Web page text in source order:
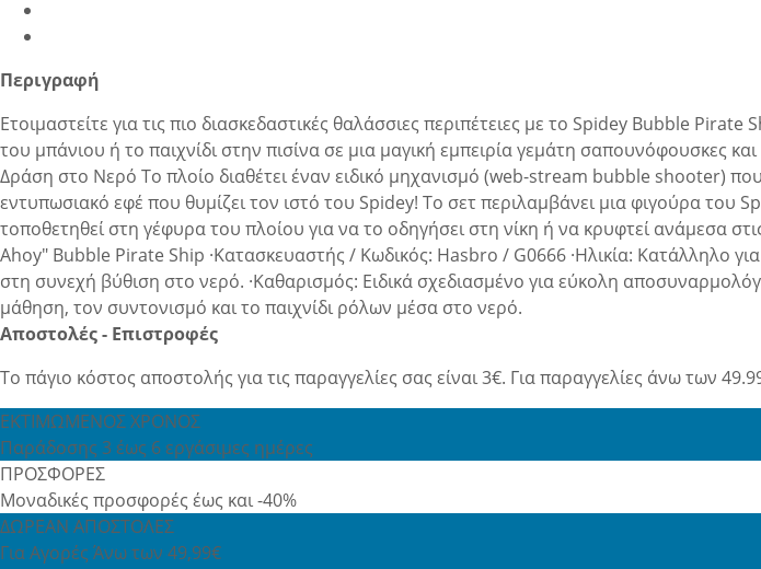
Περιγραφή
Ετοιμαστείτε για τις πιο διασκεδαστικές θαλάσσιες περιπέτειες με το Spidey Bubble
του μπάνιου ή το παιχνίδι στην πισίνα σε μια μαγική εμπειρία γεμάτη σαπουνόφουσκες
Δράση στο Νερό Το πλοίο διαθέτει έναν ειδικό μηχανισμό (web-stream bubble shooter)
εντυπωσιακό εφέ που θυμίζει τον ιστό του Spidey! Το σετ περιλαμβάνει μια φιγούρα του
τοποθετηθεί στη γέφυρα του πλοίου για να το οδηγήσει στη νίκη ή να κρυφτεί ανάμεσα
Ahoy" Bubble Pirate Ship ·Κατασκευαστής / Κωδικός: Hasbro / G0666 ·Ηλικία: Κατάλληλο
στη συνεχή βύθιση στο νερό. ·Καθαρισμός: Ειδικά σχεδιασμένο για εύκολη
μάθηση, τον συντονισμό και το παιχνίδι ρόλων μέσα στο νερό.
Αποστολές - Επιστροφές
Το πάγιο κόστος αποστολής για τις παραγγελίες σας είναι 3€. Για παραγγελίες άνω των
ΕΚΤΙΜΩΜΕΝΟΣ ΧΡΟΝΟΣ
Παράδοσης 3 έως 6 εργάσιμες ημέρες
ΠΡΟΣΦΟΡΕΣ
Μοναδικές προσφορές έως και -40%
ΔΩΡΕΑΝ ΑΠΟΣΤΟΛΕΣ
Για Αγορές Άνω των 49,99€